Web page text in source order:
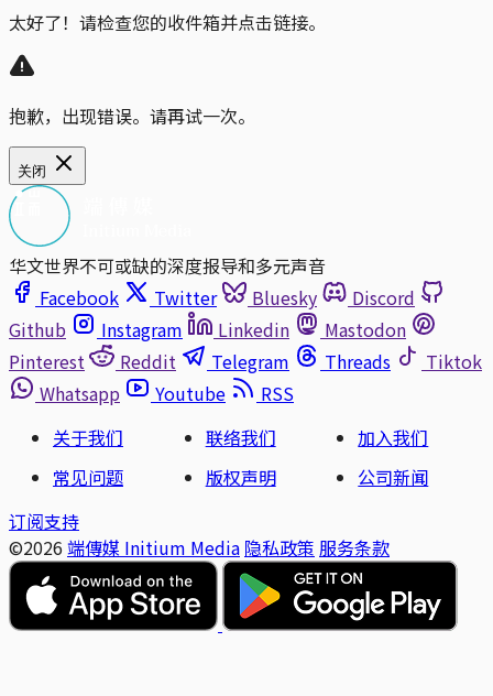
太好了！请检查您的收件箱并点击链接。
抱歉，出现错误。请再试一次。
关闭
华文世界不可或缺的深度报导和多元声音
Facebook
Twitter Bluesky
Discord
Github
Instagram Linkedin
Mastodon
Pinterest
Reddit Telegram Threads
Tiktok
Whatsapp
Youtube
RSS
关于我们
联络我们
加入我们
常见问题
版权声明
公司新闻
订阅支持
©2026 端傳媒 Initium Media 隐私政策 服务条款